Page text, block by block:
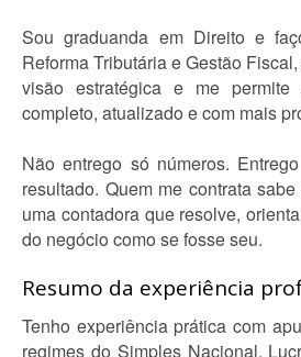
Sou graduanda em Direito e
Reforma Tributária e Gestão
visão estratégica e me permite
completo, atualizado e com mais
Não entrego só números.
resultado. Quem me contrata
uma contadora que resolve,
do negócio como se fosse seu.
Resumo da experiência
Tenho experiência prática com
regimes do Simples Nacional,